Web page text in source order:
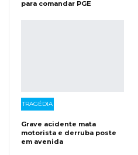
para comandar PGE
TRAGÉDIA
Grave acidente mata
motorista e derruba poste
em avenida